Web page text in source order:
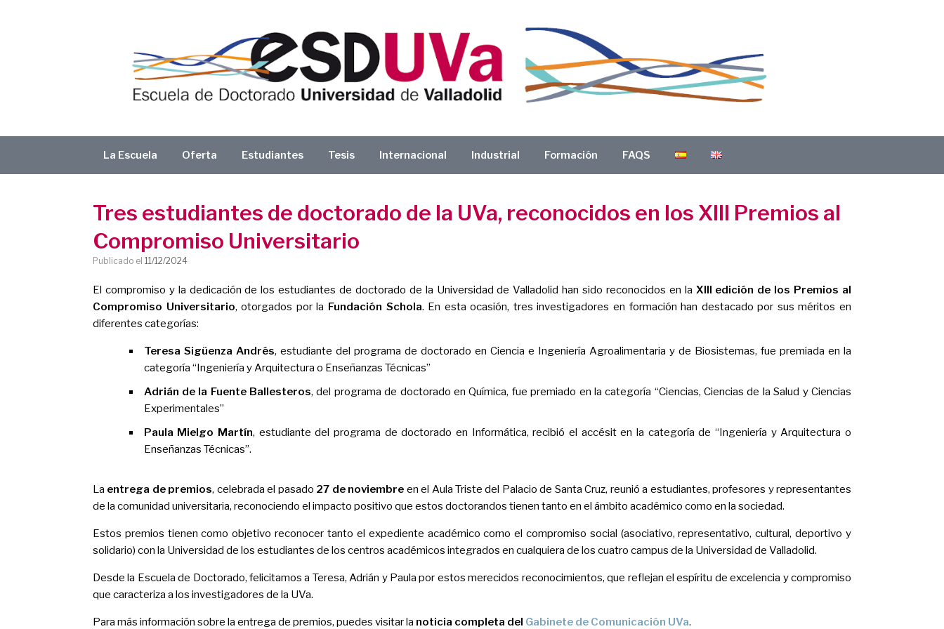
La Escuela Oferta Estudiantes Tesis Internacional Industrial Formación FAQS
Tres estudiantes de doctorado de la UVa, reconocidos en los XIII Premios al
Compromiso Universitario
Publicado el 11/12/2024
El compromiso y la dedicación de los estudiantes de doctorado de la Universidad de Valladolid han sido reconocidos en la XIII edición de los Premios al
Compromiso Universitario, otorgados por la Fundación Schola. En esta ocasión, tres investigadores en formación han destacado por sus méritos en
diferentes categorías:
Teresa Sigüenza Andrés, estudiante del programa de doctorado en Ciencia e Ingeniería Agroalimentaria y de Biosistemas, fue premiada en la
categoría “Ingeniería y Arquitectura o Enseñanzas Técnicas”
Adrián de la Fuente Ballesteros, del programa de doctorado en Química, fue premiado en la categoría “Ciencias, Ciencias de la Salud y Ciencias
Experimentales”
Paula Mielgo Martín, estudiante del programa de doctorado en Informática, recibió el accésit en la categoría de “Ingeniería y Arquitectura o
Enseñanzas Técnicas”.
La entrega de premios, celebrada el pasado 27 de noviembre en el Aula Triste del Palacio de Santa Cruz, reunió a estudiantes, profesores y representantes
de la comunidad universitaria, reconociendo el impacto positivo que estos doctorandos tienen tanto en el ámbito académico como en la sociedad.
Estos premios tienen como objetivo reconocer tanto el expediente académico como el compromiso social (asociativo, representativo, cultural, deportivo y
solidario) con la Universidad de los estudiantes de los centros académicos integrados en cualquiera de los cuatro campus de la Universidad de Valladolid.
Desde la Escuela de Doctorado, felicitamos a Teresa, Adrián y Paula por estos merecidos reconocimientos, que reflejan el espíritu de excelencia y compromiso
que caracteriza a los investigadores de la UVa.
Para más información sobre la entrega de premios, puedes visitar la noticia completa del Gabinete de Comunicación UVa.